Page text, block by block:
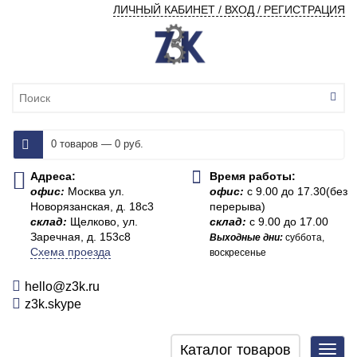
ЛИЧНЫЙ КАБИНЕТ / ВХОД / РЕГИСТРАЦИЯ
0 товаров — 0 руб.
Адреса:
офис: Москва ул.
Новорязанская, д. 18с3
склад: Щелково, ул.
Заречная, д. 153с8
Схема проезда
Время работы:
офис:с 9.00 до 17.30(без
перерыва)
склад:с 9.00 до 17.00
Выходные дни:суббота,
воскресенье
hello@z3k.ru
z3k.skype
Каталог товаров